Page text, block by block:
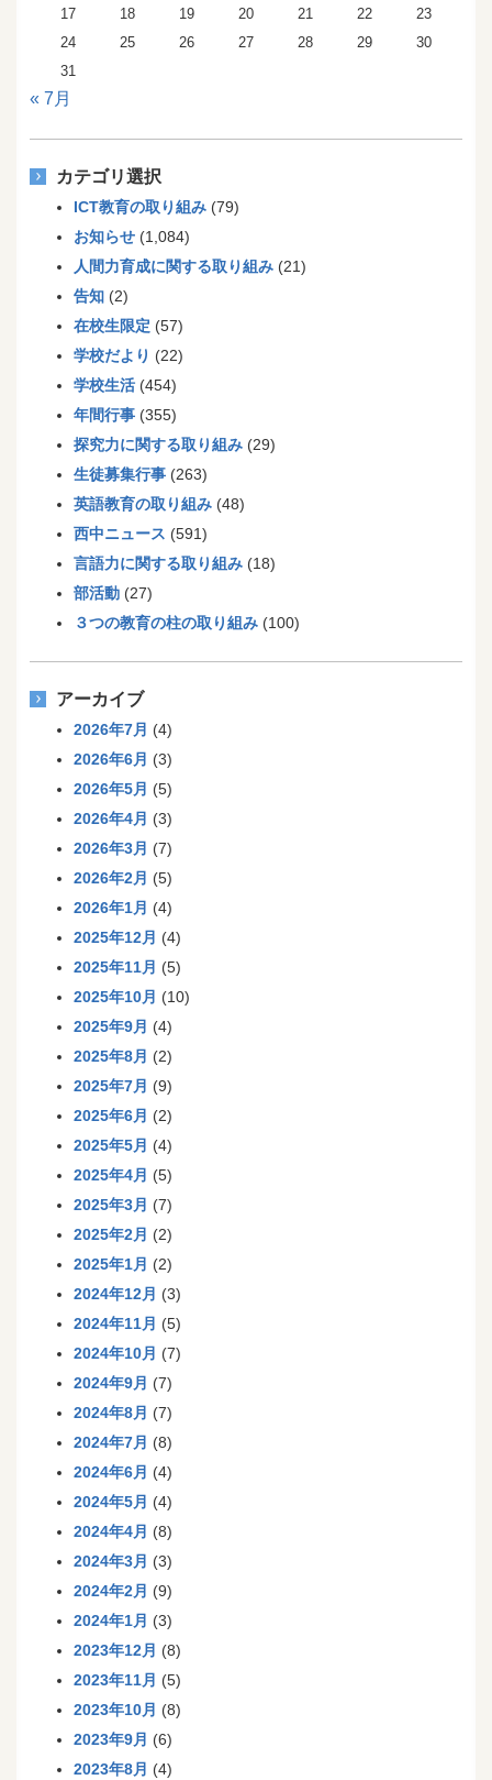
17 18 19 20 21 22
23
24
25 26 27 28 29
30
31
« 7月
カテゴリ選択
ICT教育の取り組み (79)
お知らせ (1,084)
人間力育成に関する取り組み (21)
告知 (2)
在校生限定 (57)
学校だより (22)
学校生活 (454)
年間行事 (355)
探究力に関する取り組み (29)
生徒募集行事 (263)
英語教育の取り組み (48)
西中ニュース (591)
言語力に関する取り組み (18)
部活動 (27)
３つの教育の柱の取り組み (100)
アーカイブ
2026年7月 (4)
2026年6月 (3)
2026年5月 (5)
2026年4月 (3)
2026年3月 (7)
2026年2月 (5)
2026年1月 (4)
2025年12月 (4)
2025年11月 (5)
2025年10月 (10)
2025年9月 (4)
2025年8月 (2)
2025年7月 (9)
2025年6月 (2)
2025年5月 (4)
2025年4月 (5)
2025年3月 (7)
2025年2月 (2)
2025年1月 (2)
2024年12月 (3)
2024年11月 (5)
2024年10月 (7)
2024年9月 (7)
2024年8月 (7)
2024年7月 (8)
2024年6月 (4)
2024年5月 (4)
2024年4月 (8)
2024年3月 (3)
2024年2月 (9)
2024年1月 (3)
2023年12月 (8)
2023年11月 (5)
2023年10月 (8)
2023年9月 (6)
2023年8月 (4)